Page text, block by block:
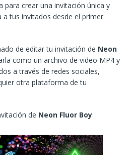
para crear una invitación única y
a tus invitados desde el primer
de editar tu invitación de Neon
como un archivo de video MP4 y
a través de redes sociales,
otra plataforma de tu
de Neon Fluor Boy